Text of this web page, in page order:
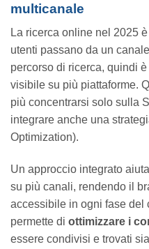
multicanale
La ricerca online nel 2025
utenti passano da un
percorso di ricerca, quindi
visibile su più piattaforme.
più concentrarsi solo sulla
integrare anche una
Optimization).
Un approccio integrato
su più canali, rendendo il
accessibile in ogni fase del
permette di ottimizzare i
essere condivisi e trovati